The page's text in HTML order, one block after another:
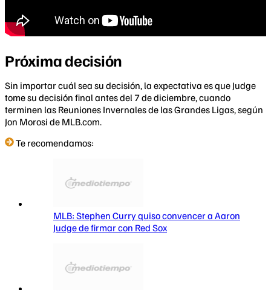
Próxima decisión
Sin importar cuál sea su decisión, la expectativa es que Judge
tome su decisión final antes del 7 de diciembre, cuando
terminen las Reuniones Invernales de las Grandes Ligas, según
Jon Morosi de MLB.com.
Te recomendamos:
MLB: Stephen Curry quiso convencer a Aaron
Judge de firmar con Red Sox